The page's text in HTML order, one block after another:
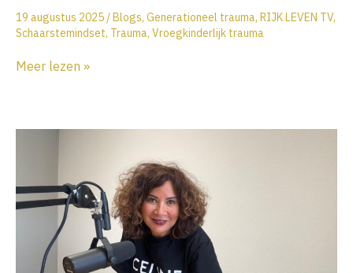
19 augustus 2025 /Blogs, Generationeel trauma, RIJK LEVEN TV,
Schaarstemindset, Trauma, Vroegkinderlijk trauma
Als
de
echte
oorzaak
Meer lezen »